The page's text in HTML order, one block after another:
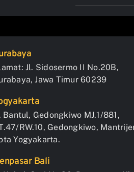
Jl. Sidosermo II No.20B,
Jawa Timur 60239
Bantul, Gedongkiwo MJ.1/881,
RW.10, Gedongkiwo,
Yogyakarta.
Bali